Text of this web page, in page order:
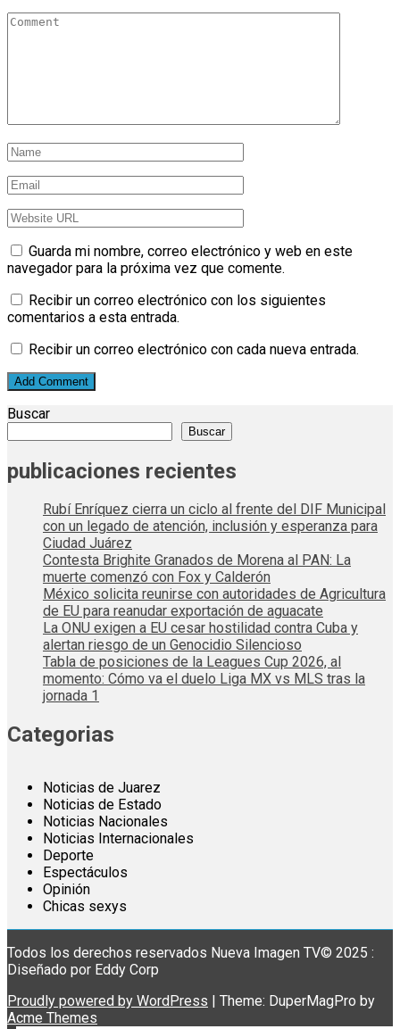
Guarda mi nombre, correo electrónico y web en este
navegador para la próxima vez que comente.
Recibir un correo electrónico con los siguientes
comentarios a esta entrada.
Recibir un correo electrónico con cada nueva entrada.
Buscar
Buscar
publicaciones recientes
Rubí Enríquez cierra un ciclo al frente del DIF Municipal
con un legado de atención, inclusión y esperanza para
Ciudad Juárez
Contesta Brighite Granados de Morena al PAN: La
muerte comenzó con Fox y Calderón
México solicita reunirse con autoridades de Agricultura
de EU para reanudar exportación de aguacate
La ONU exigen a EU cesar hostilidad contra Cuba y
alertan riesgo de un Genocidio Silencioso
Tabla de posiciones de la Leagues Cup 2026, al
momento: Cómo va el duelo Liga MX vs MLS tras la
jornada 1
Categorias
Noticias de Juarez
Noticias de Estado
Noticias Nacionales
Noticias Internacionales
Deporte
Espectáculos
Opinión
Chicas sexys
Todos los derechos reservados Nueva Imagen TV© 2025 :
Diseñado por Eddy Corp
Proudly powered by WordPress
Theme: DuperMagPro by
Acme Themes